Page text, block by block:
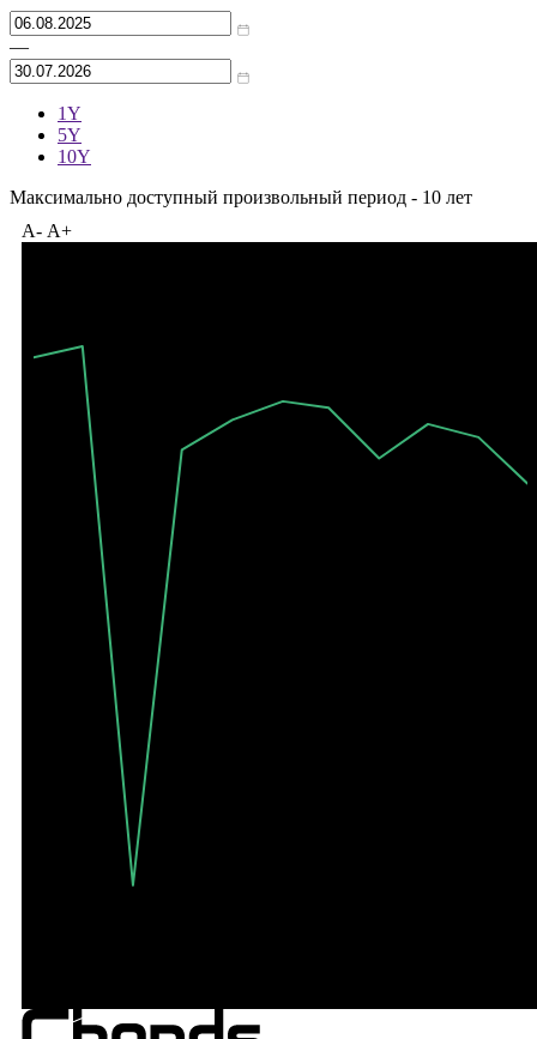
—
1Y
5Y
10Y
Максимально доступный произвольный период - 10 лет